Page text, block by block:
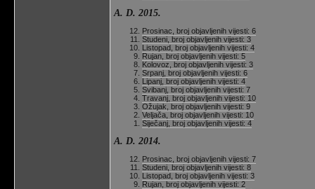
A. D. 2015.
Prosinac, broj objavljenih vijesti: 6
Studeni, broj objavljenih vijesti: 3
Listopad, broj objavljenih vijesti: 4
Rujan, broj objavljenih vijesti: 5
Kolovoz, broj objavljenih vijesti: 3
Srpanj, broj objavljenih vijesti: 6
Lipanj, broj objavljenih vijesti: 4
Svibanj, broj objavljenih vijesti: 7
Travanj, broj objavljenih vijesti: 10
Ožujak, broj objavljenih vijesti: 9
Veljača, broj objavljenih vijesti: 10
Siječanj, broj objavljenih vijesti: 4
A. D. 2014.
Prosinac, broj objavljenih vijesti: 7
Studeni, broj objavljenih vijesti: 8
Listopad, broj objavljenih vijesti: 3
Rujan, broj objavljenih vijesti: 2